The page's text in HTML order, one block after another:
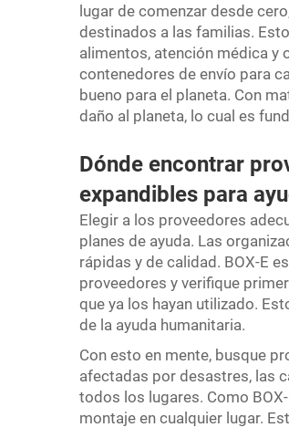
lugar de comenzar desde
destinados a las familias.
alimentos, atención médica y
contenedores de envío para
bueno para el planeta. Con
daño al planeta, lo cual es
Dónde encontrar
expandibles para
Elegir a los proveedores
planes de ayuda. Las
rápidas y de calidad. BOX-E
proveedores y verifique
que ya los hayan utilizado.
de la ayuda humanitaria.
Con esto en mente, busque
afectadas por desastres, las
todos los lugares. Como
montaje en cualquier lugar.